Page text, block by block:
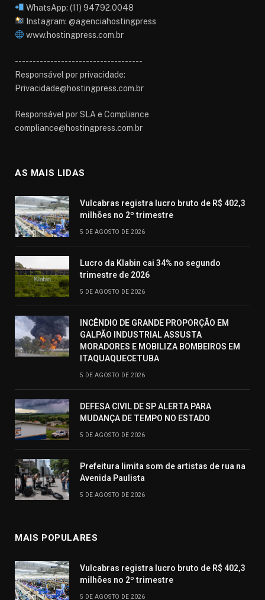
WhatsApp: (11) 94792.0048
Instagram: @agenciahostingpress
www.hostingpress.com.br⁠
------------------------------------
Responsável por privacidade:
Privacidade@hostingpress.com.br
Responsável por SLA e Compliance
compliance@hostingpress.com.br
AS MAIS LIDAS
Vulcabras registra lucro bruto de R$ 402,3
milhões no 2º trimestre
5 DE AGOSTO DE 2026
Lucro da Klabin cai 34% no segundo
trimestre de 2026
5 DE AGOSTO DE 2026
INCÊNDIO DE GRANDE PROPORÇÃO EM
GALPÃO INDUSTRIAL ASSUSTA
MORADORES E MOBILIZA BOMBEIROS EM
ITAQUAQUECETUBA
5 DE AGOSTO DE 2026
DEFESA CIVIL DE SP ALERTA PARA
MUDANÇA DE TEMPO NO ESTADO
5 DE AGOSTO DE 2026
Prefeitura limita som de artistas de rua na
Avenida Paulista
5 DE AGOSTO DE 2026
MAIS POPULARES
Vulcabras registra lucro bruto de R$ 402,3
milhões no 2º trimestre
5 DE AGOSTO DE 2026